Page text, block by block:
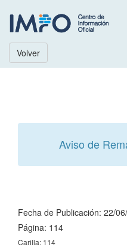
Volver
Aviso de
Fecha de Publicación: 22/
Página: 114
Carilla: 114